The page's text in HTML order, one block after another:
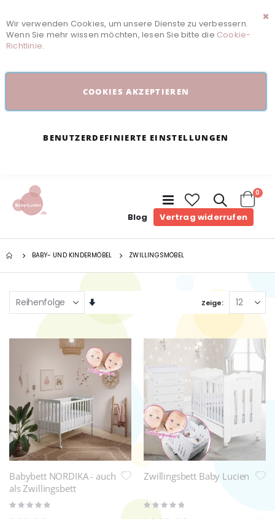
Wir verwenden Cookies, um unsere Dienste zu verbessern.
Wenn Sie mehr wissen möchten, lesen Sie bitte die Cookie-
Richtlinie.
COOKIES AKZEPTIEREN
BENUTZERDEFINIERTE EINSTELLUNGEN
Navigation
umschalten
Blog Vertrag widerrufenCart
0
BABY- UND KINDERMÖBEL ZWILLINGSMÖBEL
Aufsteigend
sortieren
Zeige
Babybett NORDIKA - auch
als Zwillingsbett
Rating:
Zwillingsbett Baby Lucien
Rating: